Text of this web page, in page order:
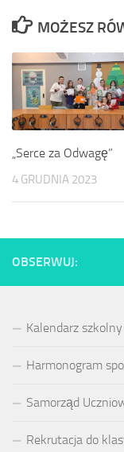
MOŻESZ
„Serce za Odwagę”
4 GRUDNIA 2023
OBSERWUJ:
Kalendarz szkolny
Harmonogram
Samorząd
Rekrutacja do